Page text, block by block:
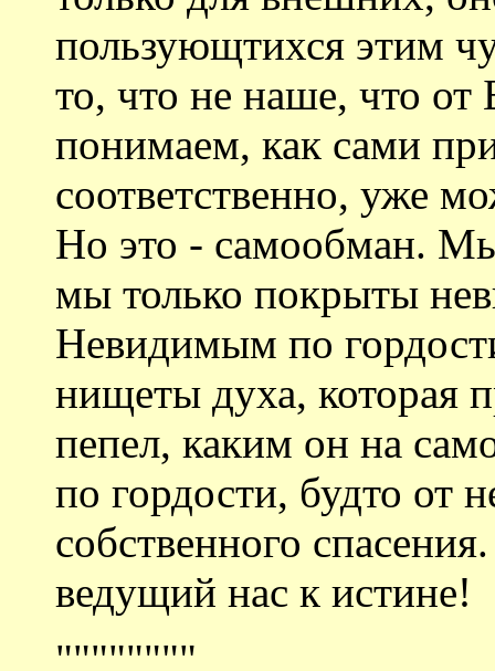
пользующтихся этим
то, что не наше, что
понимаем, как сами
соответственно, уже
Но это - самообман.
мы только покрыты
Невидимым по
нищеты духа, которая
пепел, каким он на
по гордости, будто от
собственного
ведущий нас к истине!
""""""""